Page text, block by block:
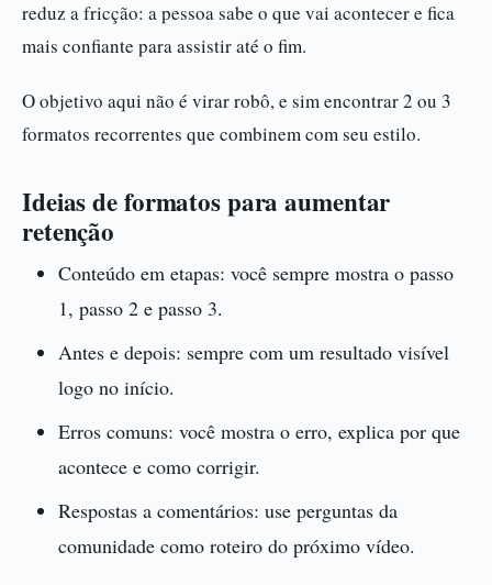
reduz a fricção: a pessoa sabe o que vai acontecer e fica
mais confiante para assistir até o fim.
O objetivo aqui não é virar robô, e sim encontrar 2 ou 3
formatos recorrentes que combinem com seu estilo.
Ideias de formatos para aumentar
retenção
Conteúdo em etapas: você sempre mostra o passo
1, passo 2 e passo 3.
Antes e depois: sempre com um resultado visível
logo no início.
Erros comuns: você mostra o erro, explica por que
acontece e como corrigir.
Respostas a comentários: use perguntas da
comunidade como roteiro do próximo vídeo.